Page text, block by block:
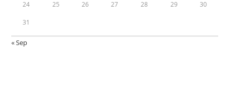
24 25 26 27 28 29 30
31
« Sep